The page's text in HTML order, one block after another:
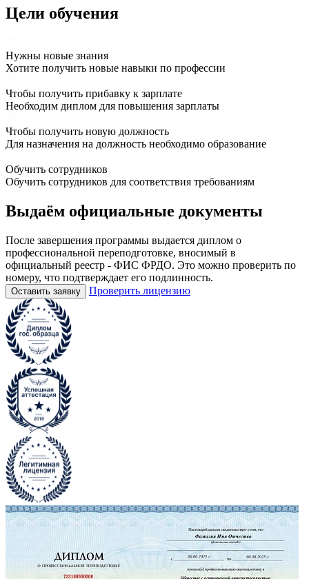
Цели обучения
Нужны новые знания
Хотите получить новые навыки по профессии
Чтобы получить прибавку к зарплате
Необходим диплом для повышения зарплаты
Чтобы получить новую должность
Для назначения на должность необходимо образование
Обучить сотрудников
Обучить сотрудников для соответствия требованиям
Выдаём официальные документы
После завершения программы выдается диплом о
профессиональной переподготовке, вносимый в
официальный реестр - ФИС ФРДО. Это можно проверить по
номеру, что подтверждает его подлинность.
Оставить заявку Проверить лицензию